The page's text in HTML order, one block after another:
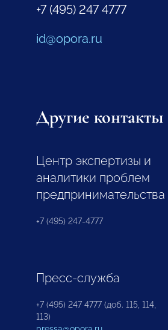
+7 (495) 247 4777
id@opora.ru
Другие контакты
Центр экспертизы и
аналитики проблем
предпринимательства
+7 (495) 247-4777
Пресс-служба
+7 (495) 247 4777 (доб. 115, 114,
113)